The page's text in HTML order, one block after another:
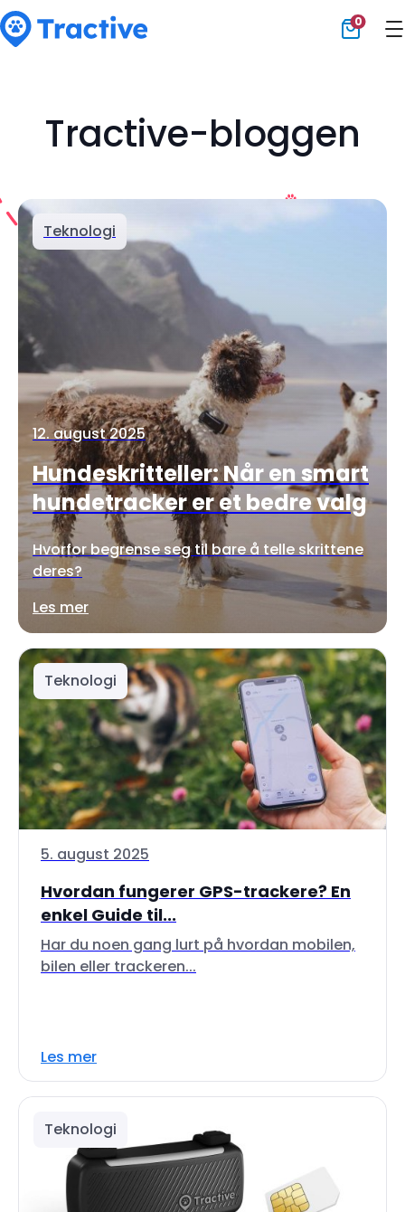
0
Tractive-bloggen
Teknologi
12. august 2025
Hundeskritteller: Når en smart
hundetracker er et bedre valg
Hvorfor begrense seg til bare å telle skrittene
deres?
Les mer
Teknologi
5. august 2025
Hvordan fungerer GPS-trackere? En
enkel Guide til...
Har du noen gang lurt på hvordan mobilen,
bilen eller trackeren...
Les mer
Teknologi